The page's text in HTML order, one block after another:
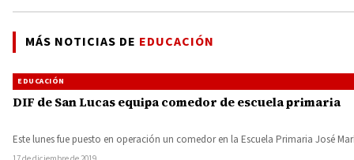
MÁS NOTICIAS DE EDUCACIÓN
EDUCACIÓN
DIF de San Lucas equipa comedor de escuela primaria
Este lunes fue puesto en operación un comedor en la Escuela Primaria José